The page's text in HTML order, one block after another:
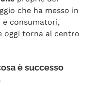
che ha messo in
consumatori,
oggi torna al centro
è successo